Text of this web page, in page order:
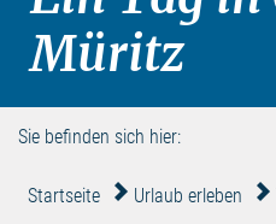
Müritz
Sie befinden sich hier:
Startseite Urlaub erleben